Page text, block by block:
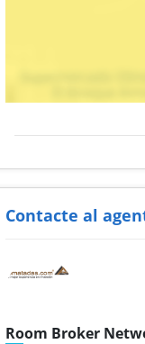
Contacte al
Room Broker